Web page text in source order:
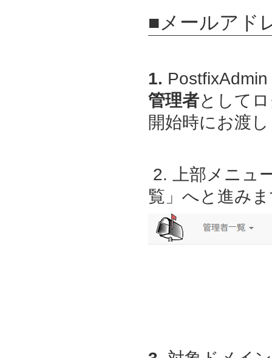
■メールアド
1. PostfixAdmin
管理者として
開始時にお渡
2. 上部メニュ
覧」へと進み